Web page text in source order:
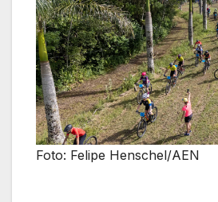
Foto: Felipe Henschel/AEN